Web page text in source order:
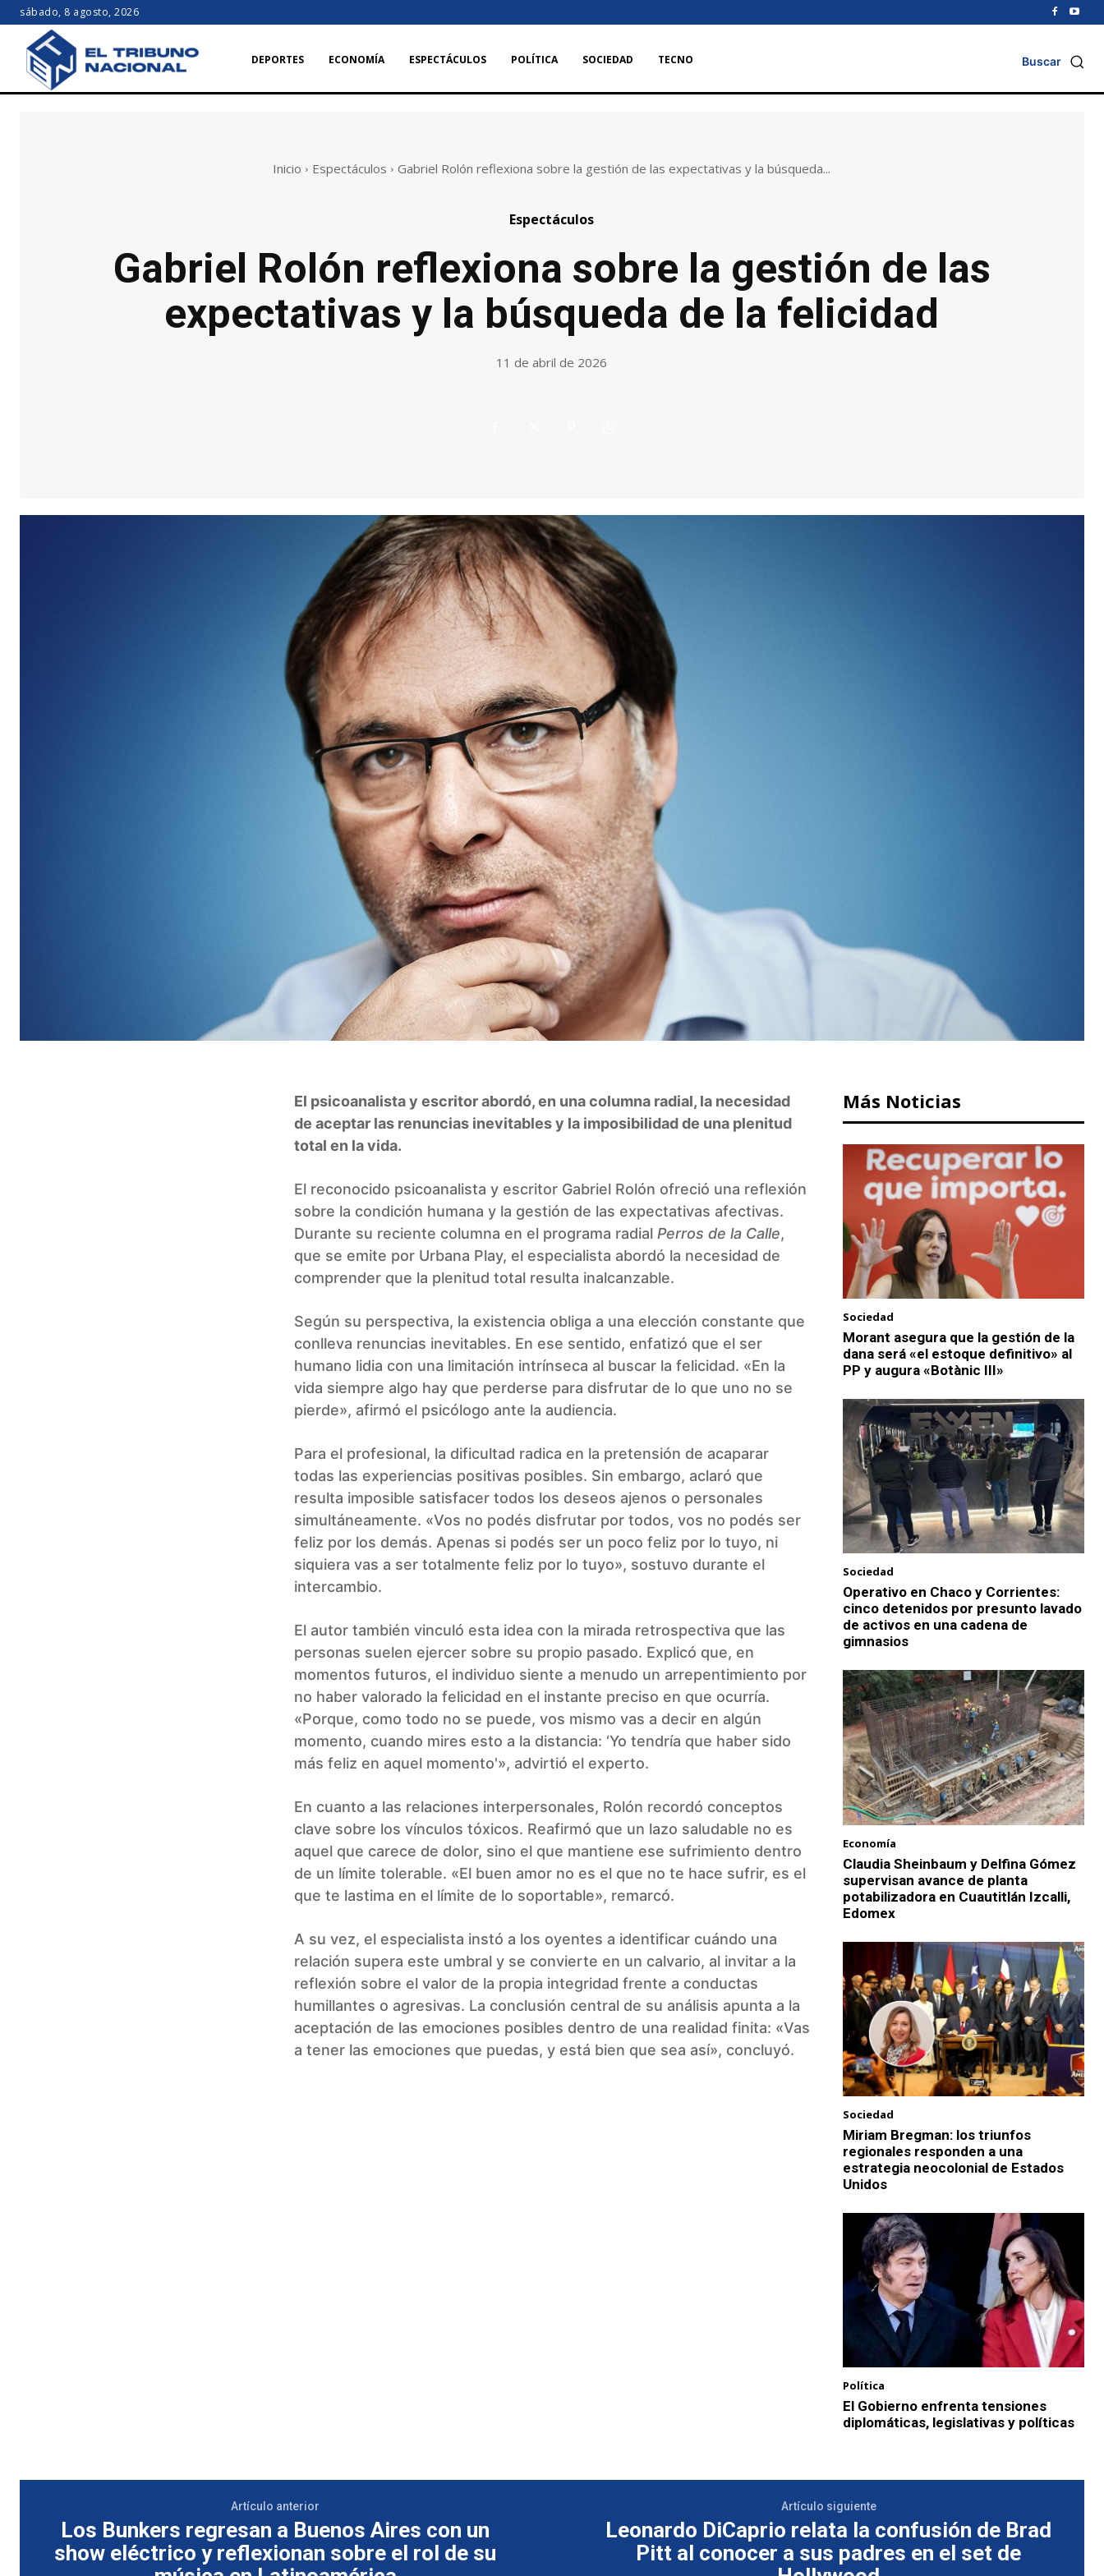
sábado, 8 agosto, 2026
DEPORTES ECONOMÍA ESPECTÁCULOS POLÍTICA SOCIEDAD TECNO Buscar
Inicio Espectáculos Gabriel Rolón reflexiona sobre la gestión de las expectativas y la búsqueda...
Espectáculos
Gabriel Rolón reflexiona sobre la gestión de las
expectativas y la búsqueda de la felicidad
11 de abril de 2026
El psicoanalista y escritor abordó, en una columna radial, la necesidad
de aceptar las renuncias inevitables y la imposibilidad de una plenitud
total en la vida.
El reconocido psicoanalista y escritor Gabriel Rolón ofreció una reflexión
sobre la condición humana y la gestión de las expectativas afectivas.
Durante su reciente columna en el programa radial Perros de la Calle,
que se emite por Urbana Play, el especialista abordó la necesidad de
comprender que la plenitud total resulta inalcanzable.
Según su perspectiva, la existencia obliga a una elección constante que
conlleva renuncias inevitables. En ese sentido, enfatizó que el ser
humano lidia con una limitación intrínseca al buscar la felicidad. «En la
vida siempre algo hay que perderse para disfrutar de lo que uno no se
pierde», afirmó el psicólogo ante la audiencia.
Para el profesional, la dificultad radica en la pretensión de acaparar
todas las experiencias positivas posibles. Sin embargo, aclaró que
resulta imposible satisfacer todos los deseos ajenos o personales
simultáneamente. «Vos no podés disfrutar por todos, vos no podés ser
feliz por los demás. Apenas si podés ser un poco feliz por lo tuyo, ni
siquiera vas a ser totalmente feliz por lo tuyo», sostuvo durante el
intercambio.
El autor también vinculó esta idea con la mirada retrospectiva que las
personas suelen ejercer sobre su propio pasado. Explicó que, en
momentos futuros, el individuo siente a menudo un arrepentimiento por
no haber valorado la felicidad en el instante preciso en que ocurría.
«Porque, como todo no se puede, vos mismo vas a decir en algún
momento, cuando mires esto a la distancia: ‘Yo tendría que haber sido
más feliz en aquel momento'», advirtió el experto.
En cuanto a las relaciones interpersonales, Rolón recordó conceptos
clave sobre los vínculos tóxicos. Reafirmó que un lazo saludable no es
aquel que carece de dolor, sino el que mantiene ese sufrimiento dentro
de un límite tolerable. «El buen amor no es el que no te hace sufrir, es el
que te lastima en el límite de lo soportable», remarcó.
A su vez, el especialista instó a los oyentes a identificar cuándo una
relación supera este umbral y se convierte en un calvario, al invitar a la
reflexión sobre el valor de la propia integridad frente a conductas
humillantes o agresivas. La conclusión central de su análisis apunta a la
aceptación de las emociones posibles dentro de una realidad finita: «Vas
a tener las emociones que puedas, y está bien que sea así», concluyó.
Más Noticias
Sociedad
Morant asegura que la gestión de la
dana será «el estoque definitivo» al
PP y augura «Botànic III»
Sociedad
Operativo en Chaco y Corrientes:
cinco detenidos por presunto lavado
de activos en una cadena de
gimnasios
Economía
Claudia Sheinbaum y Delfina Gómez
supervisan avance de planta
potabilizadora en Cuautitlán Izcalli,
Edomex
Sociedad
Miriam Bregman: los triunfos
regionales responden a una
estrategia neocolonial de Estados
Unidos
Política
El Gobierno enfrenta tensiones
diplomáticas, legislativas y políticas
Artículo anterior
Los Bunkers regresan a Buenos Aires con un
show eléctrico y reflexionan sobre el rol de su
Artículo siguiente
Leonardo DiCaprio relata la confusión de Brad
Pitt al conocer a sus padres en el set de